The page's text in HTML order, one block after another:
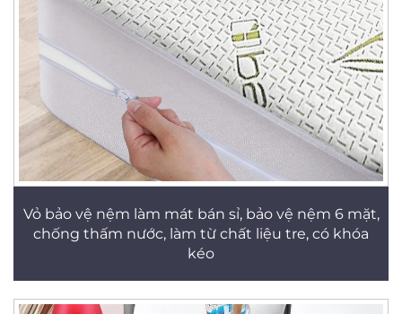
Vỏ bảo vệ nệm làm mát bán sỉ, bảo vệ nệm 6 mặt,
chống thấm nước, làm từ chất liệu tre, có khóa
kéo